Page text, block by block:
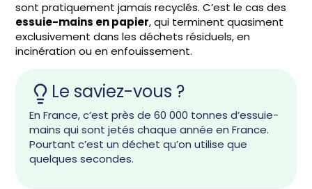
sont pratiquement jamais recyclés. C’est le cas des
essuie-mains en papier, qui terminent quasiment
exclusivement dans les déchets résiduels, en
incinération ou en enfouissement.
Le saviez-vous ?
En France, c’est près de 60 000 tonnes d’essuie-
mains qui sont jetés chaque année en France.
Pourtant c’est un déchet qu’on utilise que
quelques secondes.